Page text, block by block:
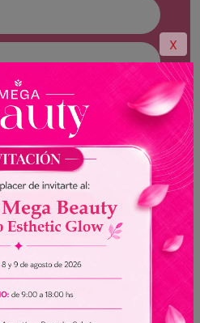
X
- (045) 3528-8462